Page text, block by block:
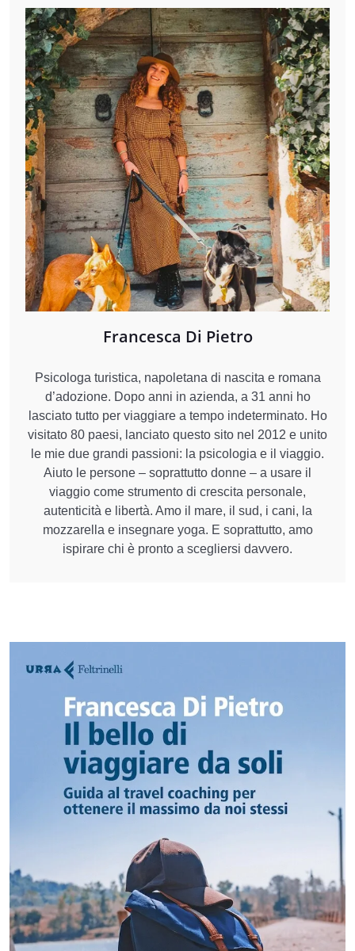
Francesca Di Pietro
Psicologa turistica, napoletana di nascita e romana
d’adozione. Dopo anni in azienda, a 31 anni ho
lasciato tutto per viaggiare a tempo indeterminato. Ho
visitato 80 paesi, lanciato questo sito nel 2012 e unito
le mie due grandi passioni: la psicologia e il viaggio.
Aiuto le persone – soprattutto donne – a usare il
viaggio come strumento di crescita personale,
autenticità e libertà. Amo il mare, il sud, i cani, la
mozzarella e insegnare yoga. E soprattutto, amo
ispirare chi è pronto a scegliersi davvero.